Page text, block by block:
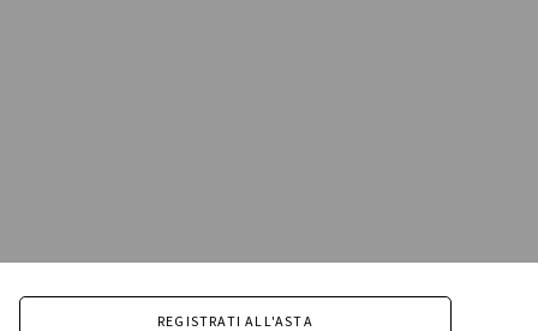
REGISTRATI ALL'ASTA